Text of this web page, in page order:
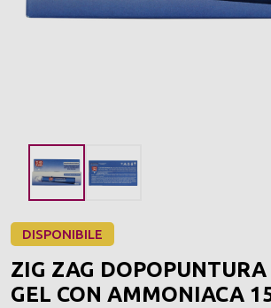
DISPONIBILE
ZIG ZAG
GEL CON AMMONIACA